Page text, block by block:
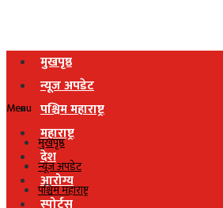
मुखपृष्ठ
न्यूज अपडेट
पश्चिम महाराष्ट्र
महाराष्ट्र
देश
आरोग्य
Menu
मुखपृष्ठ
न्यूज अपडेट
पश्चिम महाराष्ट्र